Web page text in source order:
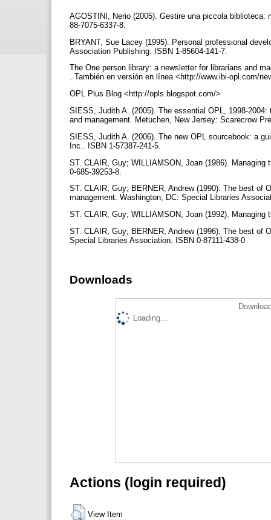
AGOSTINI, Nerio (2005). Gestire una piccola
88-7075-6337-8.
BRYANT, Sue Lacey (1995). Personal professional
Association Publishing. ISBN 1-85604-141-7.
The One person library: a newsletter for librarians and
. También en versión en línea <http://www.ibi-opl.com/
OPL Plus Blog <http://opls.blogspot.com/>
SIESS, Judith A. (2005). The essential OPL, 1998-
and management. Metuchen, New Jersey: Scarecrow
SIESS, Judith A. (2006). The new OPL sourcebook: a
Inc.. ISBN 1-57387-241-5.
ST. CLAIR, Guy; WILLIAMSON, Joan (1986). Managing
0-685-39253-8.
ST. CLAIR, Guy; BERNER, Andrew (1990). The best of
management. Washington, DC: Special Libraries
ST. CLAIR, Guy; WILLIAMSON, Joan (1992). Managing
ST. CLAIR, Guy; BERNER, Andrew (1996). The best of
Special Libraries Association. ISBN 0-87111-438-0
Downloads
Loading...
Actions (login required)
View Item